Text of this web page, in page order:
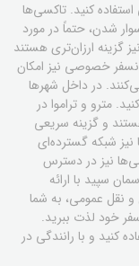
کنید. تاکسی‌ها
شدن، حتماً در مورد
گزینه ارزان‌تری هستند
خصوصی نیز امکان
در داخل شهرها
مترو و تراموا در
و گزینه سریعی
شبکه گسترده‌ای
نیز در دسترس
سپید با ارائه
نقل عمومی، به شما
خود لذت ببرید.
کنید و با رانندگی در